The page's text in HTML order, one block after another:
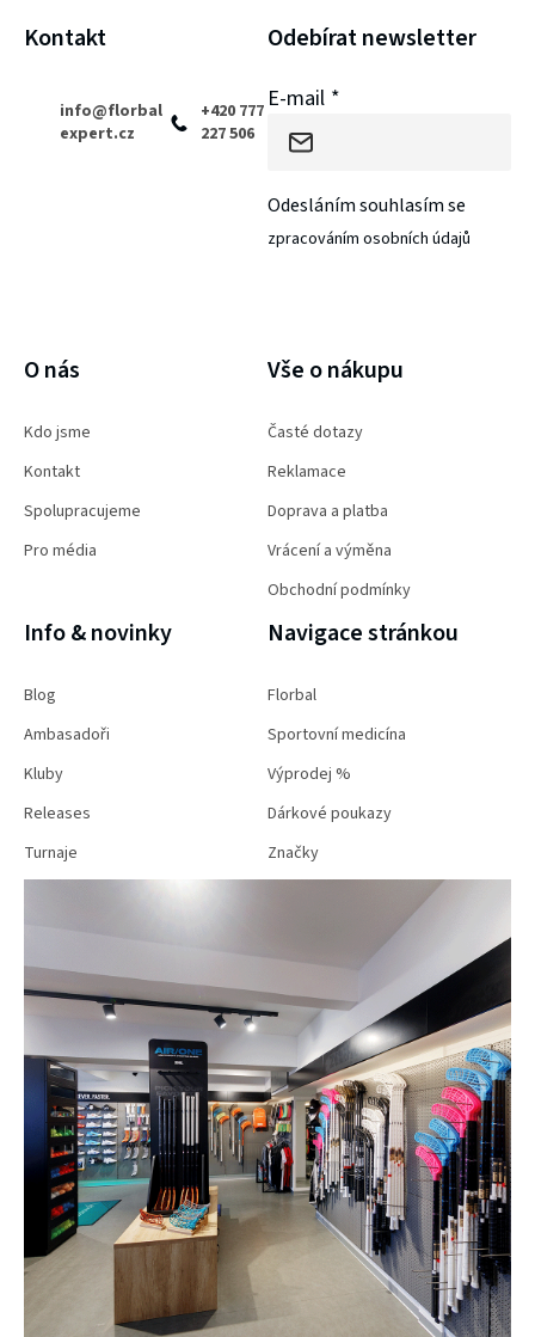
Kontakt
info@florbal
expert.cz
+420 777
227 506
Odebírat newsletter
E-mail
Odesláním souhlasím se
zpracováním osobních údajů
O nás
Kdo jsme
Kontakt
Spolupracujeme
Pro média
Vše o nákupu
Časté dotazy
Reklamace
Doprava a platba
Vrácení a výměna
Obchodní podmínky
Info & novinky
Blog
Ambasadoři
Kluby
Releases
Turnaje
Navigace stránkou
Florbal
Sportovní medicína
Výprodej %
Dárkové poukazy
Značky